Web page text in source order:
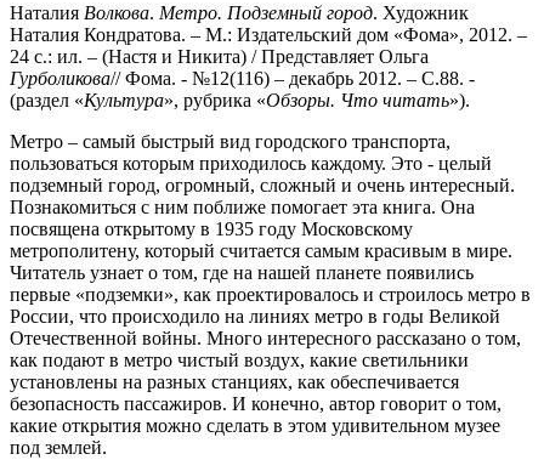
Наталия Волкова. Метро. Подземный город. Художник
Наталия Кондратова. – М.: Издательский дом «Фома», 2012. –
24 с.: ил. – (Настя и Никита) / Представляет Ольга
Гурболикова// Фома. - №12(116) – декабрь 2012. – С.88. -
(раздел «Культура», рубрика «Обзоры. Что читать»).
Метро – самый быстрый вид городского транспорта,
пользоваться которым приходилось каждому. Это - целый
подземный город, огромный, сложный и очень интересный.
Познакомиться с ним поближе помогает эта книга. Она
посвящена открытому в 1935 году Московскому
метрополитену, который считается самым красивым в мире.
Читатель узнает о том, где на нашей планете появились
первые «подземки», как проектировалось и строилось метро в
России, что происходило на линиях метро в годы Великой
Отечественной войны. Много интересного рассказано о том,
как подают в метро чистый воздух, какие светильники
установлены на разных станциях, как обеспечивается
безопасность пассажиров. И конечно, автор говорит о том,
какие открытия можно сделать в этом удивительном музее
под землей.